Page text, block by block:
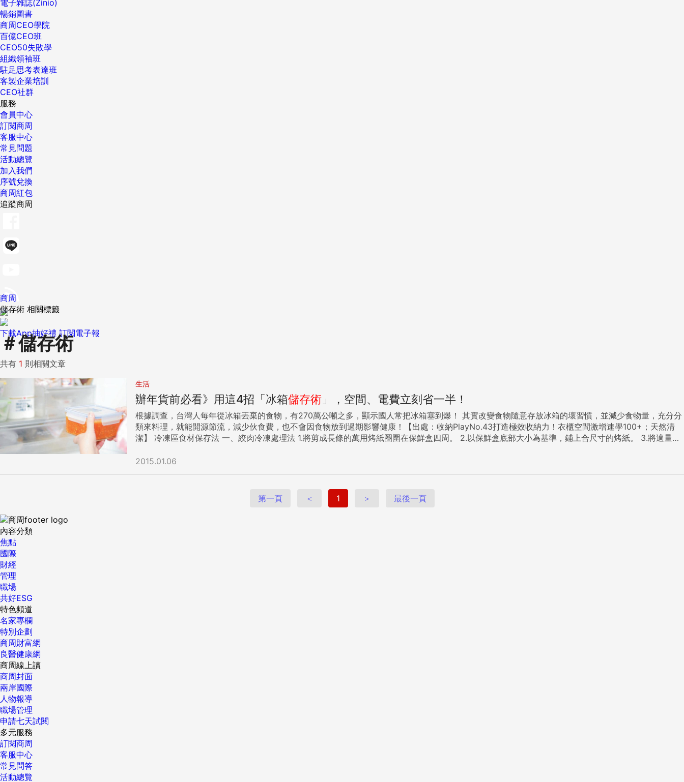
電子雜誌(Zinio)
暢銷圖書
商周CEO學院
百億CEO班
CEO50失敗學
組織領袖班
駐足思考表達班
客製企業培訓
CEO社群
服務
會員中心
訂閱商周
客服中心
常見問題
活動總覽
加入我們
序號兌換
商周紅包
追蹤商周
下載App抽好禮 訂閱電子報
商周
儲存術 相關標籤
＃儲存術
共有 1 則相關文章
生活
辦年貨前必看》用這4招「冰箱儲存術 」，空間、電費立刻省一半！
根據調查，台灣人每年從冰箱丟棄的食物，有270萬公噸之多，顯示國人常把冰箱塞到爆！ 其實改變食物隨意存放冰箱的壞習慣，並減少食物量，充分分
類來料理，就能開源節流，減少伙食費，也不會因食物放到過期影響健康！【出處：收納PlayNo.43打造極效收納力！衣櫃空間激增速學100+；天然清
潔】 冷凍區食材保存法 一、絞肉冷凍處理法 1.將剪成長條的萬用烤紙圈圍在保鮮盒四周。 2.以保鮮盒底部大小為基準，鋪上合尺寸的烤紙。 3.將適量的
即完成保存。 二、整條魚冷凍包法 1.將過長的魚尾巴剪掉。 2.將魚斜放在烤紙上。 3.以斜包的方式將魚包好。 4.最後用鋁箔紙包裹，當作外層。 三、濃
物，所以必須使用不含化學成分的天然清潔劑！快快檢視你家的冰箱把討人厭的異味髒污趕光光吧。 利用醋水替冰箱殺菌 冰箱開來開去，家中每個人都
摸過，容易有細菌，可用醋水來擦拭，保持乾淨。 原文請見 {DS_BOX_11683} ...
2015.01.06
第一頁 ＜ 1 ＞ 最後一頁
內容分類
焦點
國際
財經
管理
職場
共好ESG
特色頻道
名家專欄
特別企劃
商周財富網
良醫健康網
商周線上讀
商周封面
兩岸國際
人物報導
職場管理
申請七天試閱
多元服務
訂閱商周
客服中心
常見問答
活動總覽